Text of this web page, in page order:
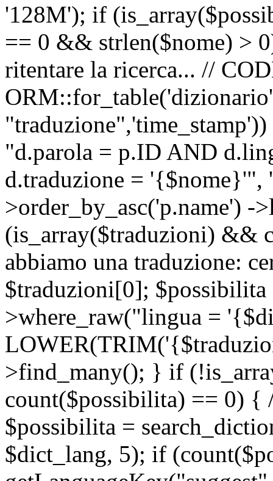
'128M'); if
== 0 && strlen($nome) >
ritentare la ricerca... //
"d.parola = p.ID AND
d.traduzione = '{$nome}'",
>order_by_asc('p.name')
(is_array($traduzioni) &&
abbiamo una traduzione:
$traduzioni[0];
>where_raw("lingua =
>find_many(); } if
count($possibilita) == 0) {
$possibilita =
$dict_lang, 5); if